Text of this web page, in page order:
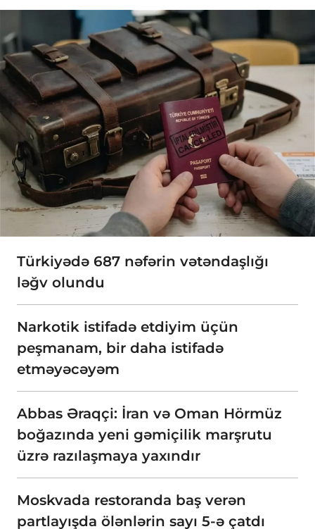
Türkiyədə 687 nəfərin vətəndaşlığı
ləğv olundu
Narkotik istifadə etdiyim üçün
peşmanam, bir daha istifadə
etməyəcəyəm
Abbas Əraqçi: İran və Oman Hörmüz
boğazında yeni gəmiçilik marşrutu
üzrə razılaşmaya yaxındır
Moskvada restoranda baş verən
partlayışda ölənlərin sayı 5-ə çatdı